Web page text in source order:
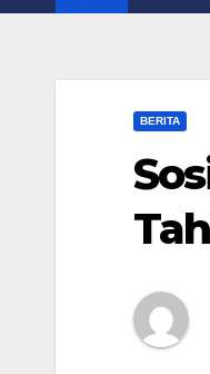
BERITA